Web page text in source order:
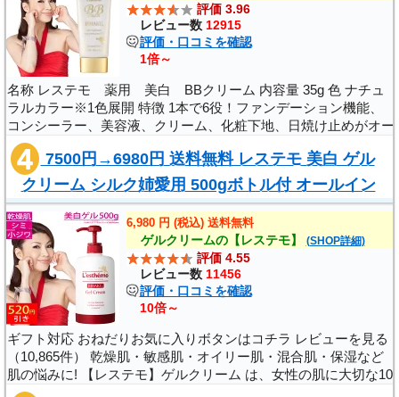
品川スキンクリニック 鹿児島院
鹿児島県鹿児島市中央町3-1
第1NTビル7F
品川スキンクリニック 沖縄院
沖縄県那覇市おもろまち1-1-12
那覇新都心センタービル1F
品川スキンクリニック 札幌院
北海道札幌市中央区北4条西5-1
アスティ45ビル2F
評価 3.96
レビュー数12915
評価・口コミを確認
1倍～
名称 レステモ 薬用 美白 BBクリーム 内容量 35g 色 ナチュ
ラルカラー※1色展開 特徴 1本で6役！ファンデーション機能、
コンシーラー、美容液、クリーム、化粧下地、日焼け止めがオー
ルインワンに！厚塗りにならずに、シミ、シワ、クス..
7500円→6980円 送料無料 レステモ 美白 ゲル
クリーム シルク姉愛用 500gボトル付 オールイン
ワン オールインワンジェル ポンプ オール..
6,980 円 (税込) 送料無料
ゲルクリームの【レステモ】 (SHOP詳細)
評価 4.55
レビュー数11456
評価・口コミを確認
10倍～
ギフト対応 おねだりお気に入りボタンはコチラ レビューを見る
（10,865件） 乾燥肌・敏感肌・オイリー肌・混合肌・保湿など
肌の悩みに! 【レステモ】ゲルクリーム は、女性の肌に大切な10
大保湿成分を含んでいるので冬場の乾燥した時期でもプルプルに